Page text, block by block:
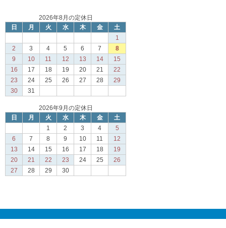
2026年8月の定休日
日
月 火 水 木 金
土
1
2
3 4 5 6 7
8
9
10 11 12 13 14
15
16
17 18 19 20 21
22
23
24 25 26 27 28
29
30
31
2026年9月の定休日
日
月 火 水 木 金
土
1
2 3 4
5
6
7 8 9 10 11
12
13
14 15 16 17 18
19
20
21 22 23 24 25
26
27
28 29 30